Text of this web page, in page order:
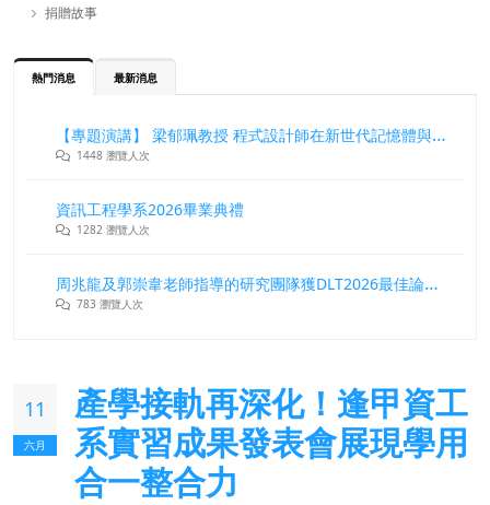
捐贈故事
熱門消息 最新消息
【專題演講】 梁郁珮教授 程式設計師在新世代記憶體與儲存系統中的角色與挑戰
1448 瀏覽人次
資訊工程學系2026畢業典禮
1282 瀏覽人次
周兆龍及郭崇韋老師指導的研究團隊獲DLT2026最佳論文獎
783 瀏覽人次
11
六月
產學接軌再深化！逢甲資工
系實習成果發表會展現學用
合一整合力